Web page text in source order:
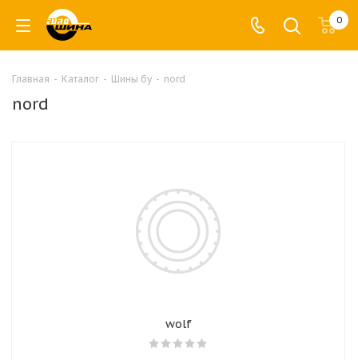
0
Главная - Каталог - Шины бу - nord
nord
wolf